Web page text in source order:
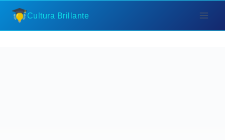
Saltar
contenido
Cultura Brillante